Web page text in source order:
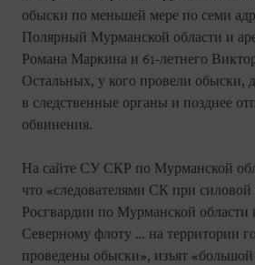
обыски по меньшей мере по семи
Полярный Мурманской области и
Романа Маркина и 61-летнего
Остальных, у кого провели обыски,
в следственные органы и позднее
обвинения.
На сайте СУ СКР по Мурманской
что «следователями СК при силовой
Росгвардии по Мурманской
Северному флоту … на территории
проведены обыски», изъят